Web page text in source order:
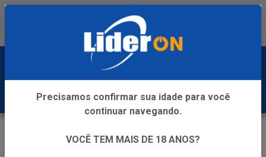
ICE BIRINIGHT ICE LIMAO 1L 6X1
Precisamos confirmar sua idade para você
continuar navegando.
VOCÊ TEM MAIS DE 18 ANOS?